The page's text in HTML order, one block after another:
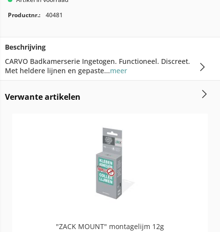
Productnr.:
40481
Beschrijving
CARVO Badkamerserie Ingetogen. Functioneel. Discreet.
Met heldere lijnen en gepaste...meer
Verwante artikelen
"ZACK MOUNT" montagelijm 12g